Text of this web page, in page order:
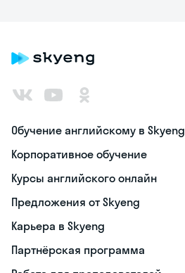
Обучение английскому в Skyeng
Корпоративное обучение
Курсы английского онлайн
Предложения от Skyeng
Карьера в Skyeng
Партнёрская программа